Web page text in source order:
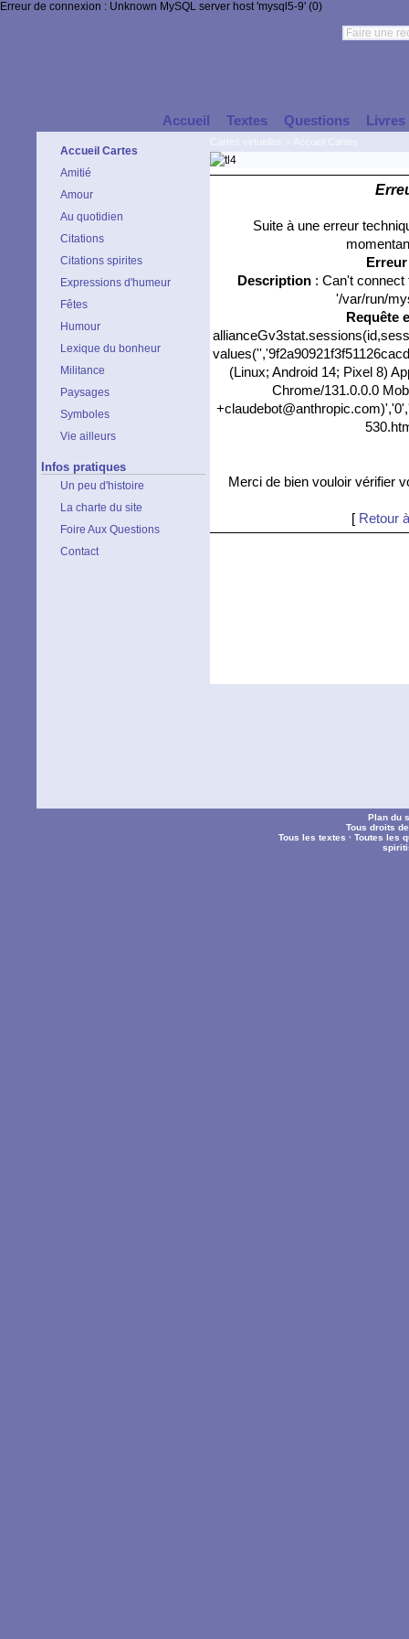
Erreur de connexion : Unknown MySQL server host 'mysql5-9' (0)
Accueil Textes Questions Livres
Accueil Cartes
Amitié
Amour
Au quotidien
Citations
Citations spirites
Expressions d'humeur
Fêtes
Humour
Lexique du bonheur
Militance
Paysages
Symboles
Vie ailleurs
Infos pratiques
Un peu d'histoire
La charte du site
Foire Aux Questions
Contact
Suite à une erreur
Description: Can't connect
'/var/run/
Requête
(Linux; Android 14; Pixel 8)
Chrome/131.0.0.0
Merci de bien vouloir vérifier
[ Retour
Plan du
Tous droits
Tous les textes ·Toutes les